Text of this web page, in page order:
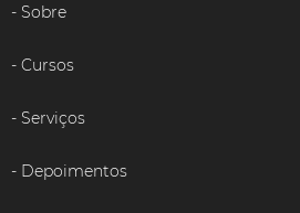
Sobre
Cursos
Serviços
Depoimentos